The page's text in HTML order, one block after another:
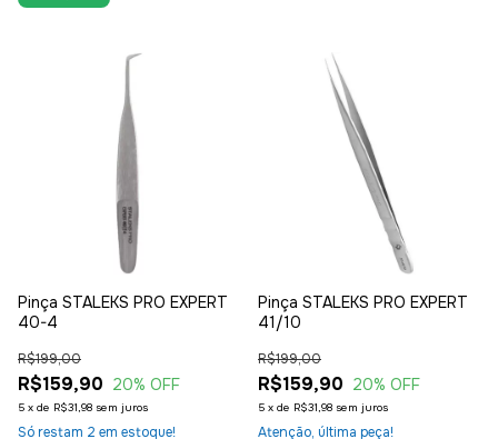
Pinça STALEKS PRO EXPERT
40-4
R$159,90
R$199,00
20% OFF
5 x de R$31,98 sem juros
Só restam 2 em estoque!
Pinça STALEKS PRO EXPERT
41/10
R$159,90
R$199,00
20% OFF
5 x de R$31,98 sem juros
Atenção, última peça!